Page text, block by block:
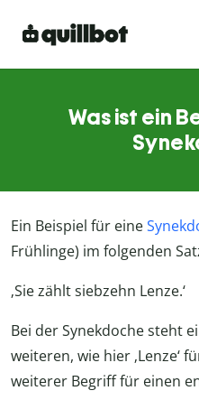
Was ist ein
Ein Beispiel für eine
Frühlinge) im folgenden
‚Sie zählt siebzehn Lenze.‘
Bei der Synekdoche steht
weiteren, wie hier ‚Lenze‘
weiterer Begriff für einen